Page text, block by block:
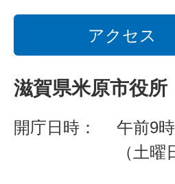
アクセス
滋賀県米原市役所
開庁日時：
午前9
（土